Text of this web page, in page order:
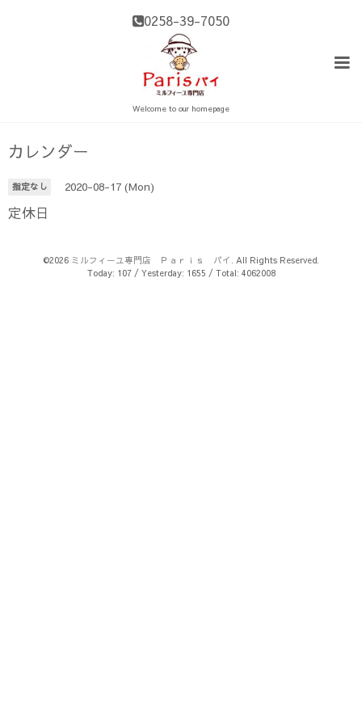
0258-39-7050
Welcome to our homepage
カレンダー
指定なし 2020-08-17 (Mon)
定休日
©2026 ミルフィーユ専門店 Ｐａｒｉｓ パイ . All Rights Reserved.
Today: 107/ Yesterday: 1655 / Total: 4062008